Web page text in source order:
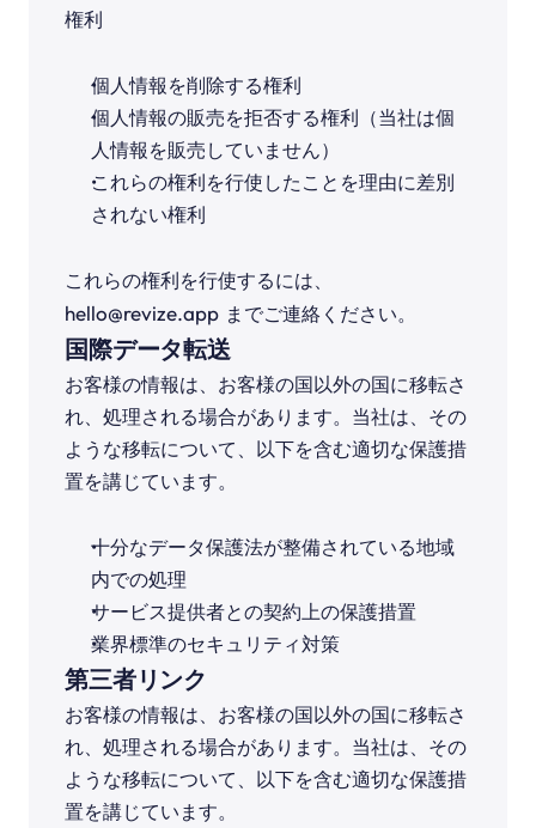
権利
個人情報を削除する権利
個人情報の販売を拒否する権利（当社は個
人情報を販売していません）
これらの権利を行使したことを理由に差別
されない権利
これらの権利を行使するには、
hello@revize.app までご連絡ください。
国際データ転送
お客様の情報は、お客様の国以外の国に移転さ
れ、処理される場合があります。当社は、その
ような移転について、以下を含む適切な保護措
置を講じています。
十分なデータ保護法が整備されている地域
内での処理
サービス提供者との契約上の保護措置
業界標準のセキュリティ対策
第三者リンク
お客様の情報は、お客様の国以外の国に移転さ
れ、処理される場合があります。当社は、その
ような移転について、以下を含む適切な保護措
置を講じています。